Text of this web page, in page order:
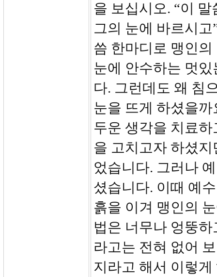
을 보십시오. “이
그의 눈에 바르시
씀 한마디로 맹인
눈에 안수하는 멋
다. 그런데도 왜 침
눈을 뜨게 하셨을
두운 생각을 치료
을 고치고자 하셨
었습니다. 그러나
셨습니다. 이때 예
흙을 이겨 맹인의
법은 너무나 엉뚱
라고는 전혀 없어
지라고 해서 이렇